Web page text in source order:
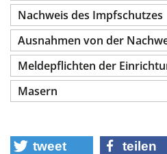
Nachweis des Impfschutzes
Ausnahmen von der
Meldepflichten der
Masern
tweet teilen